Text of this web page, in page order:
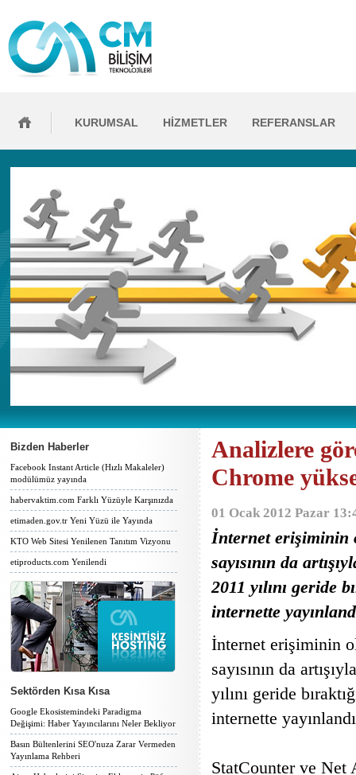
KURUMSAL HİZMETLER REFERANSLAR
Bizden Haberler
Facebook Instant Article (Hızlı Makaleler)
modülümüz yayında
habervaktim.com Farklı Yüzüyle Karşınızda
etimaden.gov.tr Yeni Yüzü ile Yayında
KTO Web Sitesi Yenilenen Tanıtım Vizyonu
etiproducts.com Yenilendi
Sektörden Kısa Kısa
Google Ekosistemindeki Paradigma
Değişimi: Haber Yayıncılarını Neler Bekliyor
Basın Bültenlerini SEO'nuza Zarar Vermeden
Yayınlama Rehberi
Analizlere
Chrome
01 Ocak 2012 Pazar
İnternet erişiminin
sayısının da
2011 yılını geride
internette yayınland
İnternet erişiminin
sayısının da
yılını geride
internette
StatCounter ve Net